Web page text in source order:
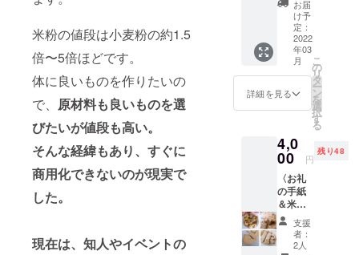
米粉の値段は小麦粉の約1.5
倍〜5倍ほどです。
体に良いものを作りたいの
で、 原材料も良いものを選
びたいが値段も高い。
そんな経緯もあり、すぐに
商用化できないのが現実で
した。
現在は、知人やイベントの
ドファ
ンディ
ング後
速やか
に実施
しま
す。
のお手
紙とお
まかせ
米粉マ
フィン3
個を発
送しま
す。 得
を是非
ご賞味
くださ
い。 主
な原材
料：米
粉（国
産）卵
（県
お届
け予
定：
2022
年03
月
詳細を見る
こ
の
リ
タ
ー
ン
を
選
択
す
る
4,0
00 円
残り48
〈お礼
の手紙
＆米粉
おまか
せス
コー
支援
者：
2人